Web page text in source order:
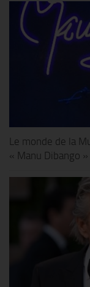
Le monde de la
« Manu Dibango